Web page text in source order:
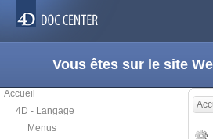
Vous êtes sur le site
Accueil
4D - Langage
Menus